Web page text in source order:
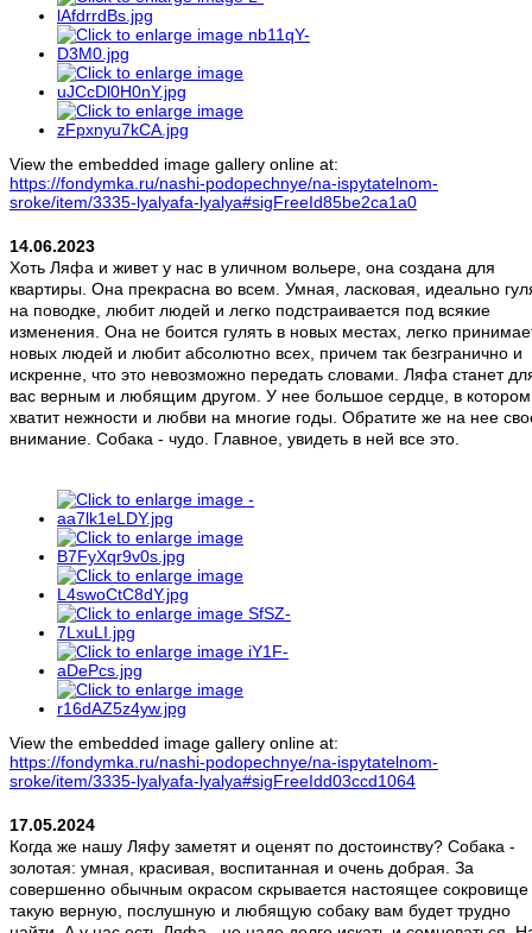
View the embedded image gallery online at:
https://fondymka.ru/nashi-podopechnye/na-ispytatelnom-
sroke/item/3335-lyalyafa-lyalya#sigFreeId85be2ca1a0
14.06.2023
Хоть Ляфа и живет у нас в уличном вольере, она создана для
квартиры. Она прекрасна во всем. Умная, ласковая, идеально
на поводке, любит людей и легко подстраивается под всякие
изменения. Она не боится гулять в новых местах, легко
новых людей и любит абсолютно всех, причем так безгранично и
искренне, что это невозможно передать словами. Ляфа станет
вас верным и любящим другом. У нее большое сердце, в котором
хватит нежности и любви на многие годы. Обратите же на нее
внимание. Собака - чудо. Главное, увидеть в ней все это.
View the embedded image gallery online at:
https://fondymka.ru/nashi-podopechnye/na-ispytatelnom-
sroke/item/3335-lyalyafa-lyalya#sigFreeIdd03ccd1064
17.05.2024
Когда же нашу Ляфу заметят и оценят по достоинству? Собака -
золотая: умная, красивая, воспитанная и очень добрая. За
совершенно обычным окрасом скрывается настоящее сокровище
такую верную, послушную и любящую собаку вам будет трудно